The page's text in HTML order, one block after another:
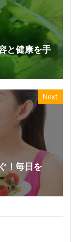
と健康を手
Next
！毎日を